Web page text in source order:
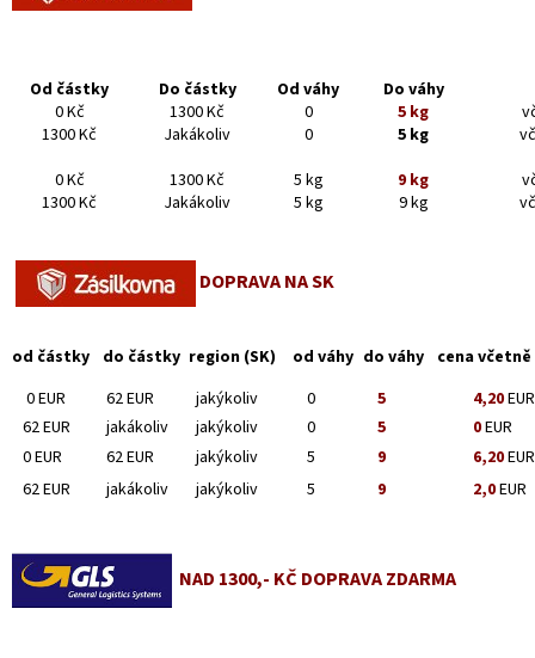
Od částky Do částky Od váhy
Do váhy
0 Kč
1300 Kč 0 5 kg
1300 Kč
Jakákoliv 0 5 kg
0 Kč
1300 Kč 5 kg 9 kg
1300 Kč
Jakákoliv 5 kg 9 kg
DOPRAVA NA SK
od částky do částky region (SK) od váhy do váhy cena včetně
0 EUR
62 EUR jakýkoliv 0 5 4,20EUR
62 EUR
jakákoliv jakýkoliv 0 5 0EUR
0 EUR
62 EUR jakýkoliv 5 9 6,20EUR
62 EUR
jakákoliv jakýkoliv 5 9 2,0EUR
NAD 1300,- KČ DOPRAVA ZDARMA